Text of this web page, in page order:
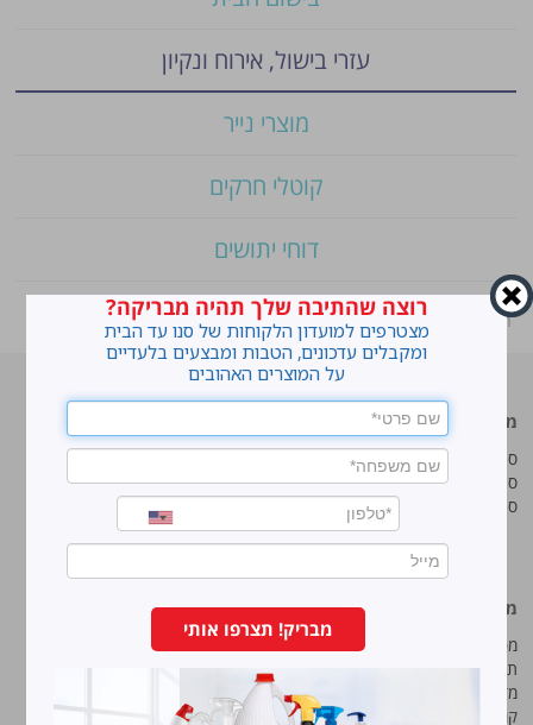
עזרי בישול, אירוח ונקיון
מוצרי נייר
קוטלי חרקים
דוחי יתושים
ראשי Shop
»סנו סושי תבניות EXTRA חזקות!
סנו מפעלי ברונוס בע“מ
החרש 11 נוה נאמן, הוד השרון
טל:
פקס:09-7473233
מוצרים מובילים
סנו ז'אוול סופר ג'ל
סנו ז'אוול קצף ניקוי
סנו ז'אוול אבקת ניקוי
לנקות חלונות עם חיוך
עושים סדר בארון הנעליים
טיפים והמלצות מקצועיות לשימוש
מידע נוסף
מפת אתר
תנאי שימוש באתר
מדיניות ופרטיות
קוד אתי
רוצה שהתיבה שלך תהיה מבריקה?
מצטרפים למועדון הלקוחות של סנו עד הבית
ומקבלים עדכונים, הטבות ומבצעים בלעדיים
על המוצרים האהובים
מבריק! תצרפו אותי